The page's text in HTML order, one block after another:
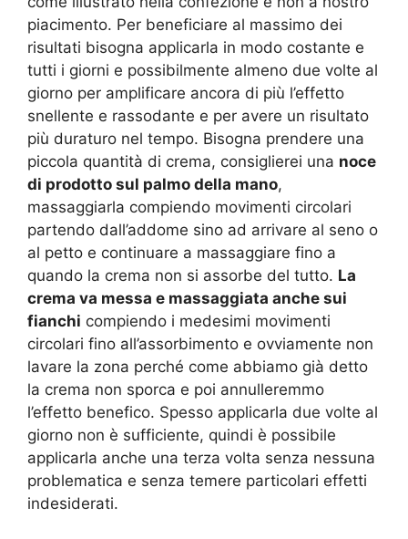
piacimento. Per beneficiare al massimo dei
risultati bisogna applicarla in modo costante e
tutti i giorni e possibilmente almeno due volte al
giorno per amplificare ancora di più l’effetto
snellente e rassodante e per avere un risultato
più duraturo nel tempo. Bisogna prendere una
piccola quantità di crema, consiglierei una noce
di prodotto sul palmo della mano,
massaggiarla compiendo movimenti circolari
partendo dall’addome sino ad arrivare al seno o
al petto e continuare a massaggiare fino a
quando la crema non si assorbe del tutto. La
crema va messa e massaggiata anche sui
fianchi compiendo i medesimi movimenti
circolari fino all’assorbimento e ovviamente non
lavare la zona perché come abbiamo già detto
la crema non sporca e poi annulleremmo
l’effetto benefico. Spesso applicarla due volte al
giorno non è sufficiente, quindi è possibile
applicarla anche una terza volta senza nessuna
problematica e senza temere particolari effetti
indesiderati.